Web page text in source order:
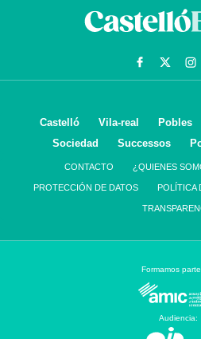
Castelló Vila-real Pobles
Sociedad
Successos
CONTACTO ¿QUIENES
PROTECCIÓN DE DATOS POLÍTICA
Formamos
Audiencia: